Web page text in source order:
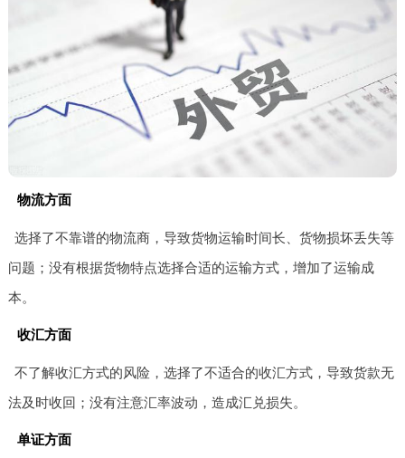
物流方面
选择了不靠谱的物流商，导致货物运输时间长、货物损坏丢失等
问题；没有根据货物特点选择合适的运输方式，增加了运输成
本。
收汇方面
不了解收汇方式的风险，选择了不适合的收汇方式，导致货款无
法及时收回；没有注意汇率波动，造成汇兑损失。
单证方面